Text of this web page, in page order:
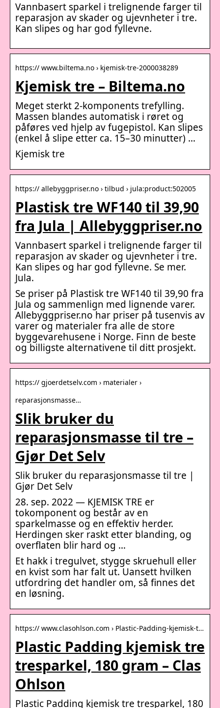
Vannbasert sparkel i trelignende farger til
reparasjon av skader og ujevnheter i tre.
Kan slipes og har god fyllevne.
https:// www.biltema.no › kjemisk-tre-2000038289
Kjemisk tre – Biltema.no
Meget sterkt 2-komponents trefylling.
Massen blandes automatisk i røret og
påføres ved hjelp av fugepistol. Kan slipes
(enkel å slipe etter ca. 15–30 minutter) …
Kjemisk tre
https:// allebyggpriser.no › tilbud › jula:product:502005
Plastisk tre WF140 til 39,90
fra Jula | Allebyggpriser.no
Vannbasert sparkel i trelignende farger til
reparasjon av skader og ujevnheter i tre.
Kan slipes og har god fyllevne. Se mer.
Jula.
Se priser på Plastisk tre WF140 til 39,90 fra
Jula og sammenlign med lignende varer.
Allebyggpriser.no har priser på tusenvis av
varer og materialer fra alle de store
byggevarehusene i Norge. Finn de beste
og billigste alternativene til ditt prosjekt.
https:// gjoerdetselv.com › materialer ›
reparasjonsmasse…
Slik bruker du
reparasjonsmasse til tre –
Gjør Det Selv
Slik bruker du reparasjonsmasse til tre |
Gjør Det Selv
28. sep. 2022 — KJEMISK TRE er
tokomponent og består av en
sparkelmasse og en effektiv herder.
Herdingen sker raskt etter blanding, og
overflaten blir hard og …
Et hakk i tregulvet, stygge skruehull eller
en kvist som har falt ut. Uansett hvilken
utfordring det handler om, så finnes det
en løsning.
https:// www.clasohlson.com › Plastic-Padding-kjemisk-t…
Plastic Padding kjemisk tre
tresparkel, 180 gram – Clas
Ohlson
Plastic Padding kjemisk tre tresparkel, 180